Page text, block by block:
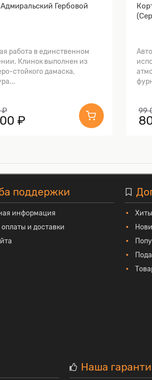
Гербовой
работа в единственном
Клинок выполнен из
стойкого дамаска,
₽
₽
99
поддержки
информация
и доставки
Наша